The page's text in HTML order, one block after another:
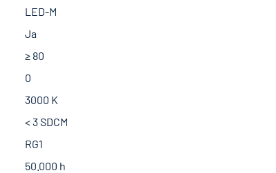
LED-M
Ja
≥ 80
0
3000 K
< 3 SDCM
RG1
50.000 h